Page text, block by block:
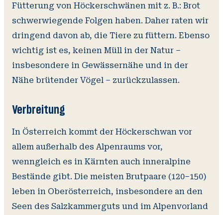
Fütterung von Höckerschwänen mit z. B.: Brot
schwerwiegende Folgen haben. Daher raten wir
dringend davon ab, die Tiere zu füttern. Ebenso
wichtig ist es, keinen Müll in der Natur –
insbesondere in Gewässernähe und in der
Nähe brütender Vögel – zurückzulassen.
Verbreitung
In Österreich kommt der Höckerschwan vor
allem außerhalb des Alpenraums vor,
wenngleich es in Kärnten auch inneralpine
Bestände gibt. Die meisten Brutpaare (120–150)
leben in Oberösterreich, insbesondere an den
Seen des Salzkammerguts und im Alpenvorland